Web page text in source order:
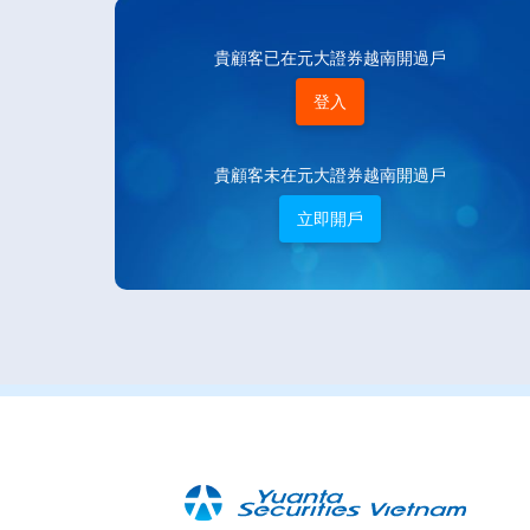
貴顧客已在元大證券越南開過戶
登入
貴顧客未在元大證券越南開過戶
立即開戶